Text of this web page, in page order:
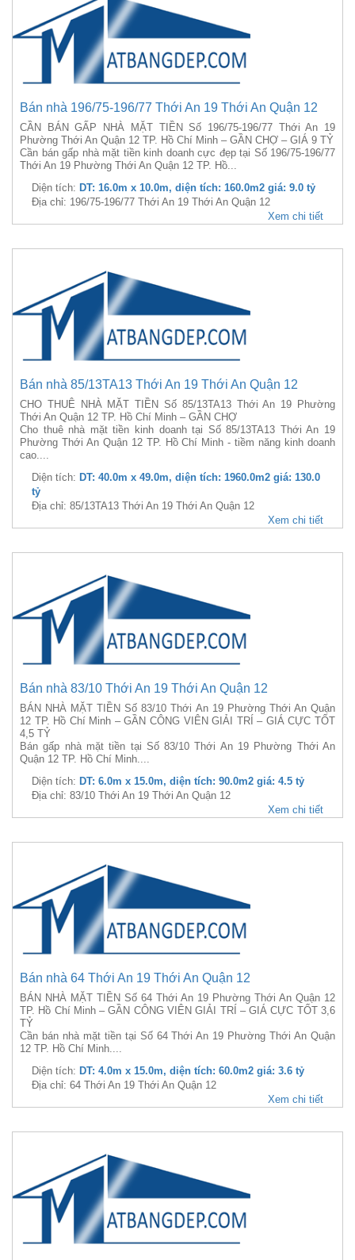
Bán nhà 196/75-196/77 Thới An 19 Thới An Quận 12
CẦN BÁN GẤP NHÀ MẶT TIỀN Số 196/75-196/77 Thới An 19
Phường Thới An Quận 12 TP. Hồ Chí Minh – GẦN CHỢ – GIÁ 9 TỶ
Cần bán gấp nhà mặt tiền kinh doanh cực đẹp tại Số 196/75-196/77
Thới An 19 Phường Thới An Quận 12 TP. Hồ...
Diện tích: DT: 16.0m x 10.0m, diện tích: 160.0m2 giá: 9.0 tỷ
Địa chỉ: 196/75-196/77 Thới An 19 Thới An Quận 12
Xem chi tiết
Bán nhà 85/13TA13 Thới An 19 Thới An Quận 12
CHO THUÊ NHÀ MẶT TIỀN Số 85/13TA13 Thới An 19 Phường
Thới An Quận 12 TP. Hồ Chí Minh – GẦN CHỢ
Cho thuê nhà mặt tiền kinh doanh tại Số 85/13TA13 Thới An 19
Phường Thới An Quận 12 TP. Hồ Chí Minh - tiềm năng kinh doanh
cao....
Diện tích: DT: 40.0m x 49.0m, diện tích: 1960.0m2 giá: 130.0
tỷ
Địa chỉ: 85/13TA13 Thới An 19 Thới An Quận 12
Xem chi tiết
Bán nhà 83/10 Thới An 19 Thới An Quận 12
BÁN NHÀ MẶT TIỀN Số 83/10 Thới An 19 Phường Thới An Quận
12 TP. Hồ Chí Minh – GẦN CÔNG VIÊN GIẢI TRÍ – GIÁ CỰC TỐT
4,5 TỶ
Bán gấp nhà mặt tiền tại Số 83/10 Thới An 19 Phường Thới An
Quận 12 TP. Hồ Chí Minh....
Diện tích: DT: 6.0m x 15.0m, diện tích: 90.0m2 giá: 4.5 tỷ
Địa chỉ: 83/10 Thới An 19 Thới An Quận 12
Xem chi tiết
Bán nhà 64 Thới An 19 Thới An Quận 12
BÁN NHÀ MẶT TIỀN Số 64 Thới An 19 Phường Thới An Quận 12
TP. Hồ Chí Minh – GẦN CÔNG VIÊN GIẢI TRÍ – GIÁ CỰC TỐT 3,6
TỶ
Cần bán nhà mặt tiền tại Số 64 Thới An 19 Phường Thới An Quận
12 TP. Hồ Chí Minh....
Diện tích: DT: 4.0m x 15.0m, diện tích: 60.0m2 giá: 3.6 tỷ
Địa chỉ: 64 Thới An 19 Thới An Quận 12
Xem chi tiết